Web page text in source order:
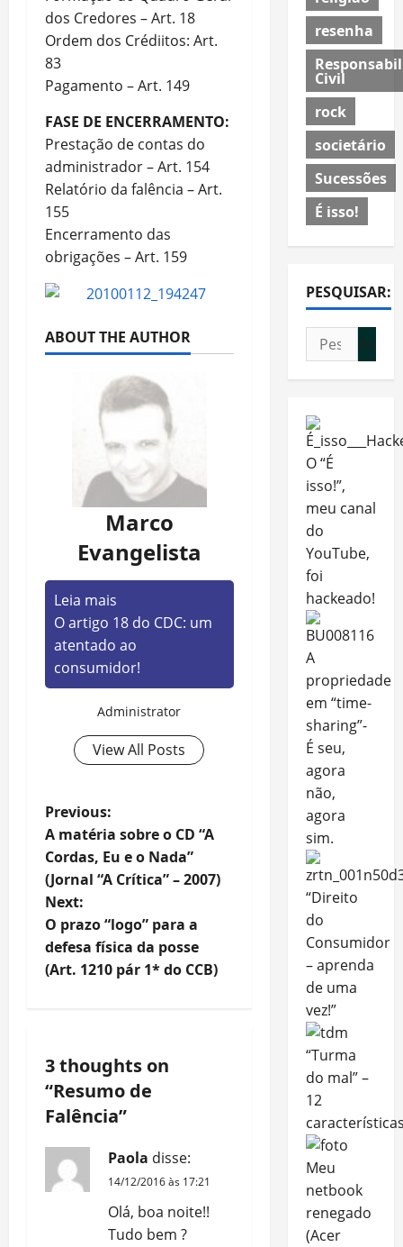
dos Credores – Art. 18
Ordem dos Crédiitos: Art.
83
Pagamento – Art. 149
FASE DE ENCERRAMENTO:
Prestação de contas do
administrador – Art. 154
Relatório da falência – Art.
155
Encerramento das
obrigações – Art. 159
ABOUT THE AUTHOR
Marco
Evangelista
Leia mais
O artigo 18 do CDC: um
atentado ao
consumidor!
Administrator
View All Posts
P
o
s
t
n
i
g
a
t
Previous:
A matéria sobre o CD “A
Cordas, Eu e o Nada”
(Jornal “A Crítica” – 2007)
Next:
O prazo “logo” para a
defesa física da posse
(Art. 1210 pár 1* do CCB)
3 thoughts on
“Resumo de
Falência”
Paola disse:
14/12/2016 às 17:21
Olá, boa noite!!
Tudo bem ?
resenha
Civil
rock
societário
Sucessões
É isso!
PESQUISAR:
Pesquisar
por:
O “É
isso!”,
meu canal
do
YouTube,
foi
hackeado!
A
propriedade
em “time-
sharing”-
É seu,
agora
não,
agora
sim.
“Direito
do
Consumidor
– aprenda
de uma
vez!”
“Turma
do mal” –
12
Meu
netbook
renegado
(Acer